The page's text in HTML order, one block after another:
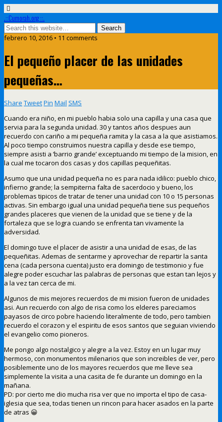
.::Cumorah.org ::.
febrero 10, 2016 • 11 comments
El pequeño placer de las unidades
pequeñas…
Share TweetPin Mail SMS
Cuando era niño, en mi pueblo habia solo una capilla y una casa que
servia para la segunda unidad. 30 y tantos años despues aun
recuerdo con cariño a mi pequeña ramita y la casa a la que asistiamos.
Al poco tiempo construimos nuestra capilla y desde ese tiempo,
siempre asisti a ‘barrio grande’ exceptuando mi tiempo de la mision, en
la cual me tocaron dos casas y dos capillas pequeñitas.
Asumo que una unidad pequeña no es para nada idilico: pueblo chico,
infierno grande; la sempiterna falta de sacerdocio y bueno, los
problemas tipicos de tratar de tener una unidad con 10 o 15 personas
activas. Sin embargo igual una unidad pequeña tiene sus pequeños
grandes placeres que vienen de la unidad que se tiene y de la
fortaleza que se logra cuando se enfrenta tan vivamente la
adversidad.
El domingo tuve el placer de asistir a una unidad de esas, de las
pequeñitas. Ademas de sentarme y aprovechar de repartir la santa
cena (cada persona cuenta) justo era domingo de testimonio y fue
alegre poder escuchar las palabras de personas que estan tan lejos y
a la vez tan cerca de mi.
Algunos de mis mejores recuerdos de mi mision fueron de unidades
asi. Aun recuerdo con algo de risa como los elderes pareciamos
payasos de circo pobre haciendo literalmente de todo, pero tambien
recuerdo el corazon y el espiritu de esos santos que seguian viviendo
el evangelio como pioneros.
Me pongo algo nostalgico y alegre a la vez. Estoy en un lugar muy
hermoso, con monumentos milenarios que son increibles de ver, pero
posiblemente uno de los mayores recuerdos que me lleve sea
simplemente la visita a una casita de fe durante un domingo en la
mañana.
PD: por cierto me dio mucha risa ver que no importa el tipo de casa-
iglesia que sea, todas tienen un rincon para hacer asados en la parte
de atras 😀